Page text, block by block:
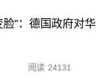
脸”：德国政府对华
阅读 24131